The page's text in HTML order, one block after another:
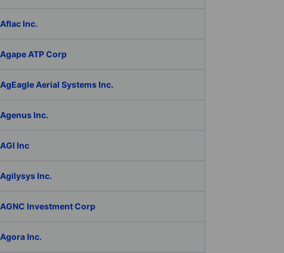
Aflac Inc.
Agape ATP Corp
AgEagle Aerial Systems Inc.
Agenus Inc.
AGI Inc
Agilysys Inc.
AGNC Investment Corp
Agora Inc.